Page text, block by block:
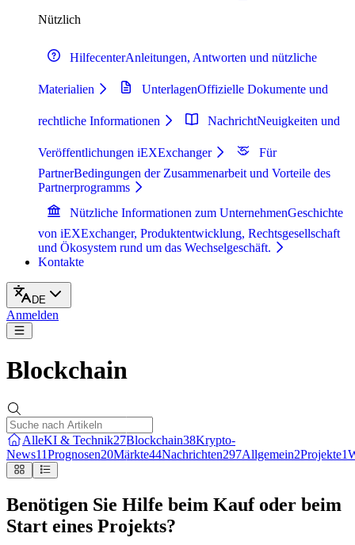
Nützlich
HilfecenterAnleitungen, Antworten und nützliche
Materialien UnterlagenOffizielle Dokumente und
rechtliche Informationen NachrichtNeuigkeiten und
Veröffentlichungen iEXExchanger
Für
PartnerBedingungen der Zusammenarbeit und Vorteile des
Partnerprogramms
Nützliche Informationen zum UnternehmenGeschichte
von iEXExchanger, Produktentwicklung, Rechtsgesellschaft
und Ökosystem rund um das Wechselgeschäft.
Kontakte
DE
Anmelden
Blockchain
AlleKI & Technik27Blockchain38Krypto-
News11Prognosen20Märkte44Nachrichten297Allgemein2Projekte1
Benötigen Sie Hilfe beim Kauf oder beim
Start eines Projekts?